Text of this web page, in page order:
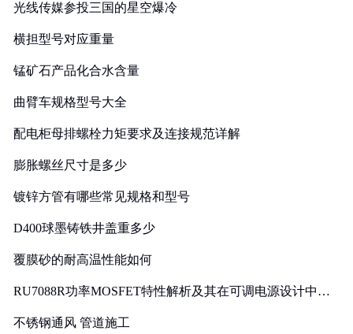
光线传媒参投三国的星空爆冷
横担型号对应重量
锰矿石产品化合水含量
曲臂车规格型号大全
配电柜母排螺栓力矩要求及连接规范详解
膨胀螺丝尺寸是多少
镀锌方管有哪些常见规格和型号
D400球墨铸铁井盖重多少
覆膜砂的耐高温性能如何
RU7088R功率MOSFET特性解析及其在可调电源设计中的
不锈钢通风 管道施工